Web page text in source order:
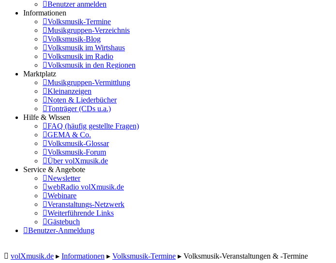
Benutzer anmelden
Informationen
Volksmusik-Termine
Musikgruppen-Verzeichnis
Volksmusik-Blog
Volksmusik im Wirtshaus
Volksmusik im Radio
Volksmusik in den Regionen
Marktplatz
Musikgruppen-Vermittlung
Kleinanzeigen
Noten & Liederbücher
Tonträger (CDs u.a.)
Hilfe & Wissen
FAQ (häufig gestellte Fragen)
GEMA & Co.
Volksmusik-Glossar
Volksmusik-Forum
Über volXmusik.de
Service & Angebote
Newsletter
webRadio volXmusik.de
Webinare
Veranstaltungs-Netzwerk
Weiterführende Links
Gästebuch
Benutzer-Anmeldung
volXmusik.de ▸ Informationen ▸ Volksmusik-Termine ▸ Volksmusik-Veranstaltungen & -Termine